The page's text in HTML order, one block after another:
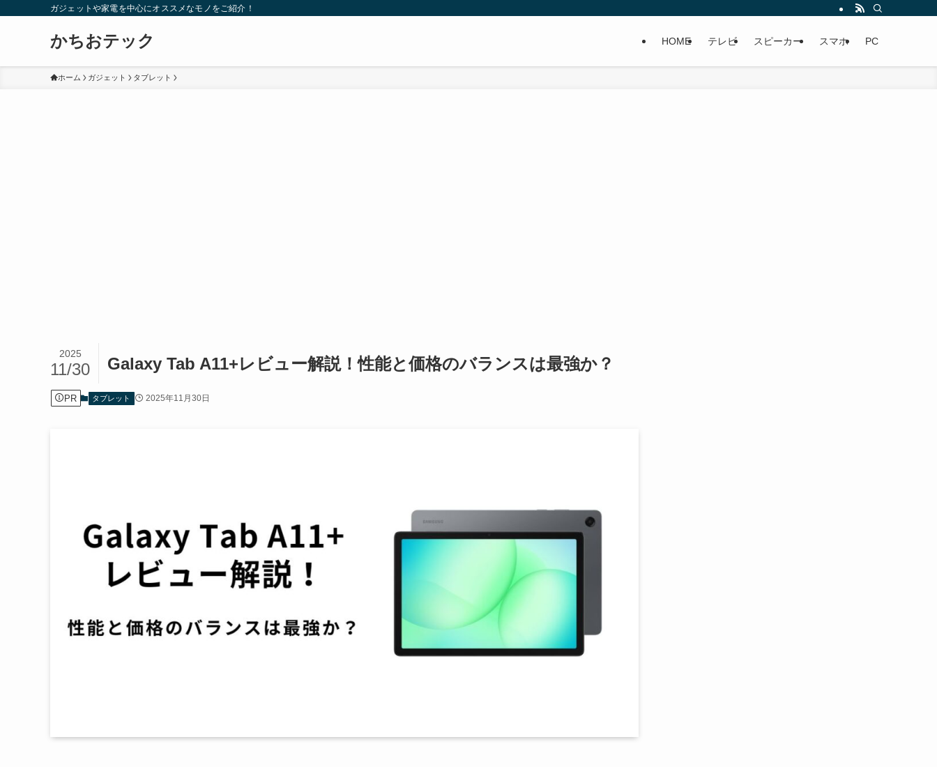
ガジェットや家電を中心にオススメなモノをご紹介！
かちおテック HOME テレビ スピーカー スマホ PC
ホーム ガジェット タブレット
Galaxy Tab A11+レビュー解説！性能と価格のバランスは最強か？
2025
11/30
PR タブレット 2025年11月30日